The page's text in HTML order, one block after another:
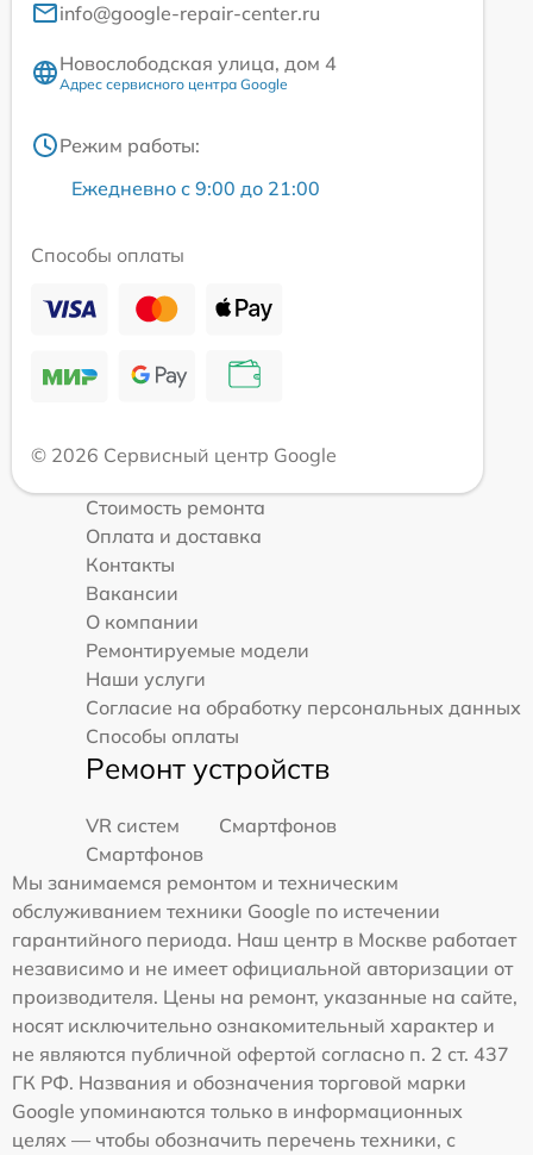
info@google-repair-center.ru
Новослободская улица, дом 4
Адрес сервисного центра Google
Режим работы:
Ежедневно с 9:00 до 21:00
Способы оплаты
© 2026 Сервисный центр Google
Стоимость ремонта
Оплата и доставка
Контакты
Вакансии
О компании
Ремонтируемые модели
Наши услуги
Согласие на обработку персональных данных
Способы оплаты
Ремонт устройств
VR систем
Смартфонов
Смартфонов
Мы занимаемся ремонтом и техническим
обслуживанием техники Google по истечении
гарантийного периода. Наш центр в Москве работает
независимо и не имеет официальной авторизации от
производителя. Цены на ремонт, указанные на сайте,
носят исключительно ознакомительный характер и
не являются публичной офертой согласно п. 2 ст. 437
ГК РФ. Названия и обозначения торговой марки
Google упоминаются только в информационных
целях — чтобы обозначить перечень техники, с